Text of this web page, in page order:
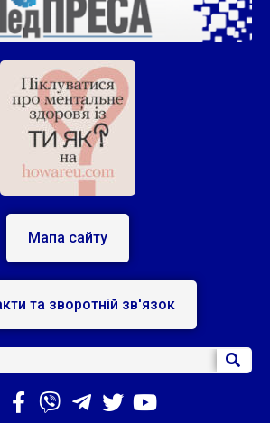
Мапа сайту
та зворотній зв'язок